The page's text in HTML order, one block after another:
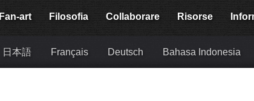
Fan-art Filosofia Collaborare Risorse
日本語 Français Deutsch Bahasa Indonesia